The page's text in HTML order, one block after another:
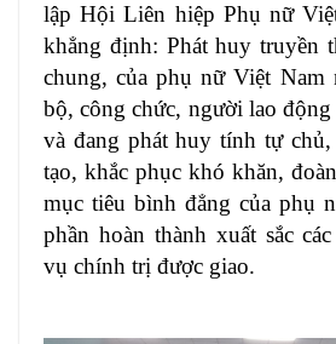
lập Hội Liên hiệp Phụ nữ
khẳng định: Phát huy truyền
chung, của phụ nữ Việt Nam
bộ, công chức, người lao
và đang phát huy tính tự chủ,
tạo, khắc phục khó khăn,
mục tiêu bình đẳng của phụ
phần hoàn thành xuất sắc
vụ chính trị được giao.